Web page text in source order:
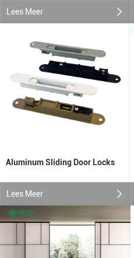
Lees Meer
Aluminum Sliding Door Locks
Lees Meer